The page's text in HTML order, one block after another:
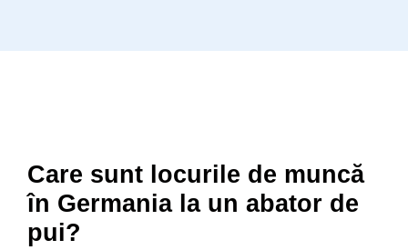
Care sunt locurile de muncă
în Germania la un abator de
pui?